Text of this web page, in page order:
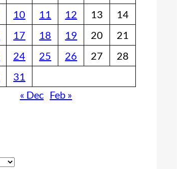
10 11 12 13
14
17 18 19 20
21
24 25 26 27
28
31
« Dec Feb »